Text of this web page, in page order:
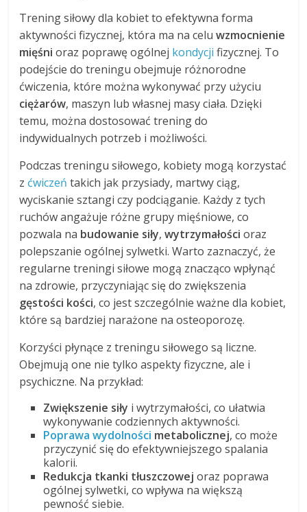
Trening siłowy dla kobiet to efektywna forma
aktywności fizycznej, która ma na celuwzmocnienie
mięśni oraz poprawę ogólnej kondycji fizycznej. To
podejście do treningu obejmuje różnorodne
ćwiczenia, które można wykonywać przy użyciu
ciężarów, maszyn lub własnej masy ciała. Dzięki
temu, można dostosować trening do
indywidualnych potrzeb i możliwości.
Podczas treningu siłowego, kobiety mogą korzystać
z ćwiczeń takich jak przysiady, martwy ciąg,
wyciskanie sztangi czy podciąganie. Każdy z tych
ruchów angażuje różne grupy mięśniowe, co
pozwala na budowanie siły,wytrzymałości oraz
polepszanie ogólnej sylwetki. Warto zaznaczyć, że
regularne treningi siłowe mogą znacząco wpłynąć
na zdrowie, przyczyniając się do zwiększenia
gęstości kości, co jest szczególnie ważne dla kobiet,
które są bardziej narażone na osteoporozę.
Korzyści płynące z treningu siłowego są liczne.
Obejmują one nie tylko aspekty fizyczne, ale i
psychiczne. Na przykład:
Zwiększenie siły i wytrzymałości, co ułatwia
wykonywanie codziennych aktywności.
Poprawa wydolności metabolicznej, co może
przyczynić się do efektywniejszego spalania
kalorii.
Redukcja tkanki tłuszczowej oraz poprawa
ogólnej sylwetki, co wpływa na większą
pewność siebie.